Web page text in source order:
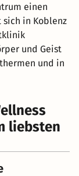
einen
sich in Koblenz
und Geist
und in
liebsten